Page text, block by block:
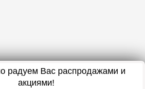
радуем Вас распродажами и
акциями!